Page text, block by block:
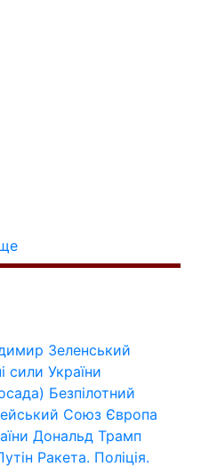
Зеленський
сили України
Безпілотний
Союз Європа
Дональд Трамп
Ракета. Поліція.